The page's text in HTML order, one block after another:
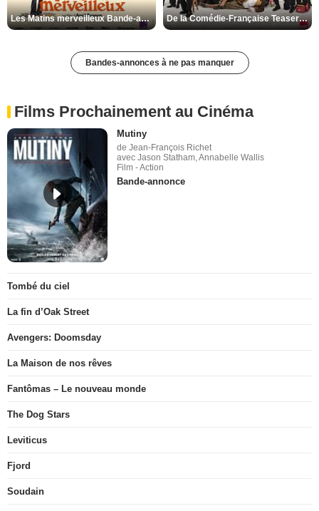
Les Matins merveilleux Bande-annonce VF De la Comédie-Française Teaser VF
Bandes-annonces à ne pas manquer
Films Prochainement au Cinéma
Mutiny
de Jean-François Richet
avec Jason Statham, Annabelle Wallis
Film - Action
Bande-annonce
Tombé du ciel
La fin d’Oak Street
Avengers: Doomsday
La Maison de nos rêves
Fantômas – Le nouveau monde
The Dog Stars
Leviticus
Fjord
Soudain